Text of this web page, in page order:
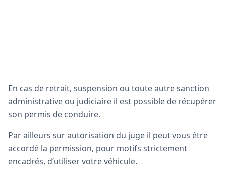
En cas de retrait, suspension ou toute autre sanction
administrative ou judiciaire il est possible de récupérer
son permis de conduire.
Par ailleurs sur autorisation du juge il peut vous être
accordé la permission, pour motifs strictement
encadrés, d’utiliser votre véhicule.